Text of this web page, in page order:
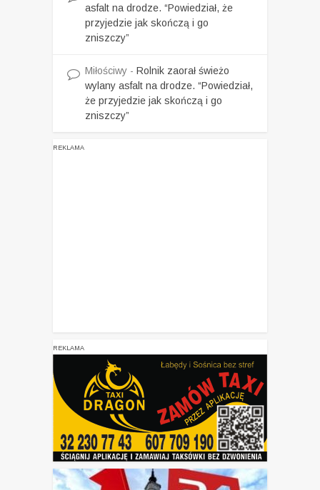
asfalt na drodze. “Powiedział, że
przyjedzie jak skończą i go
zniszczy”
Miłościwy - Rolnik zaorał świeżo
wylany asfalt na drodze. “Powiedział,
że przyjedzie jak skończą i go
zniszczy”
REKLAMA
REKLAMA